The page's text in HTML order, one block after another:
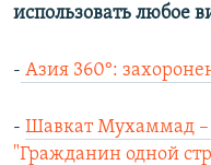
использовать любое
- Азия 360°:
- Шавкат Мухаммад –
"Гражданин одной